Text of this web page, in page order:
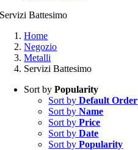
Servizi Battesimo
Home
Negozio
Metalli
Servizi Battesimo
Sort byPopularity
Sort byDefault Order
Sort byName
Sort byPrice
Sort byDate
Sort byPopularity